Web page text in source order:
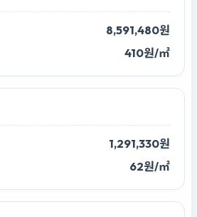
8,591,480원
410원/㎡
1,291,330원
62원/㎡